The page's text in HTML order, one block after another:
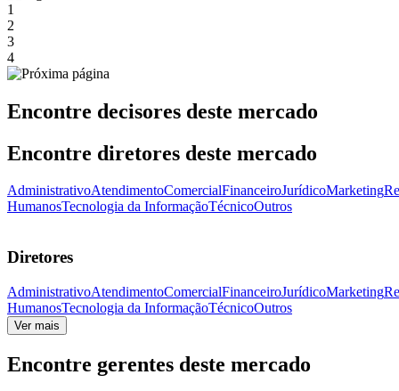
1
2
3
4
Encontre decisores deste mercado
Encontre diretores deste mercado
AdministrativoAtendimentoComercialFinanceiroJurídicoMarketing
HumanosTecnologia da InformaçãoTécnicoOutros
Diretores
AdministrativoAtendimentoComercialFinanceiroJurídicoMarketing
HumanosTecnologia da InformaçãoTécnicoOutros
Ver mais
Encontre gerentes deste mercado